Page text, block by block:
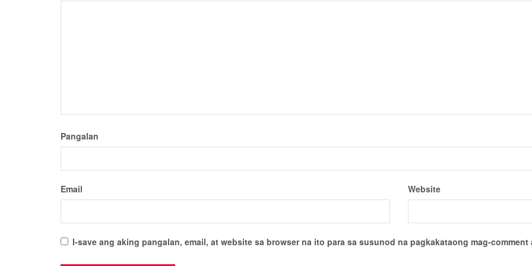
Pangalan
Email Website
I-save ang aking pangalan, email, at website sa browser na ito para sa susunod na pagkakataong mag-comment